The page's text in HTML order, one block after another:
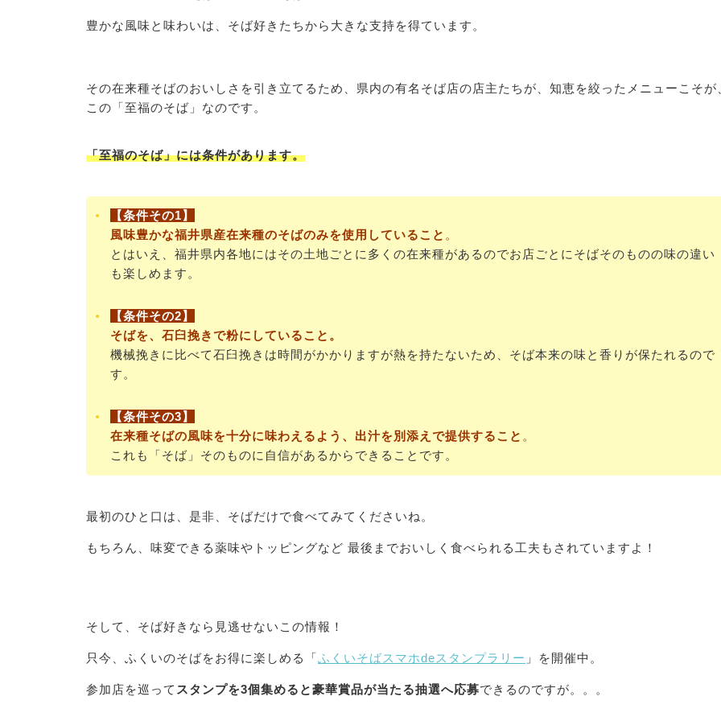
豊かな風味と味わいは、そば好きたちから大きな支持を得ています。
その在来種そばのおいしさを引き立てるため、県内の有名そば店の店主たちが、知恵を絞ったメニューこそが
この「至福のそば」なのです。
「至福のそば」には条件があります。
【条件その1】
風味豊かな福井県産在来種のそばのみを使用していること 。
とはいえ、福井県内各地にはその土地ごとに多くの在来種があるのでお店ごとにそばそのものの味の違い
も楽しめます。
【条件その2】
そばを、石臼挽きで粉にしていること。
機械挽きに比べて石臼挽きは時間がかかりますが熱を持たないため、そば本来の味と香りが保たれるので
す。
【条件その3】
在来種そばの風味を十分に味わえるよう、出汁を別添えで提供すること 。
これも「そば」そのものに自信があるからできることです。
最初のひと口は、是非、そばだけで食べてみてくださいね。
もちろん、味変できる薬味やトッピングなど 最後までおいしく食べられる工夫もされていますよ！
そして、そば好きなら見逃せないこの情報！
只今、ふくいのそばをお得に楽しめる「ふくいそばスマホdeスタンプラリー 」を開催中。
参加店を巡って スタンプを3個集めると豪華賞品が当たる抽選へ応募できるのですが。。。